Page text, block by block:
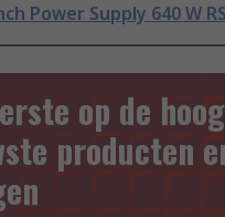
Power Supply 640 W
op de
producten